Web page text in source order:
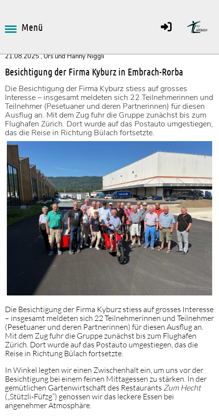
Menü
Zurück
21.08.2025, Urs und Hanny Niggli
Besichtigung der Firma Kyburz in Embrach-Rorba
Die Besichtigung der Firma Kyburz stiess auf grosses
Interesse – insgesamt meldeten sich 22 Teilnehmerinnen und
Teilnehmer (Pesetuaner und deren Partnerinnen) für diesen
Ausflug an. Mit dem Zug fuhr die Gruppe zunächst bis zum
Flughafen Zürich. Dort wurde auf das Postauto umgestiegen,
das die Reise in Richtung Bülach fortsetzte.
Die Besichtigung der Firma Kyburz stiess auf grosses Interesse
– insgesamt meldeten sich 22 Teilnehmerinnen und Teilnehmer
(Pesetuaner und deren Partnerinnen) für diesen Ausflug an.
Mit dem Zug fuhr die Gruppe zunächst bis zum Flughafen
Zürich. Dort wurde auf das Postauto umgestiegen, das die
Reise in Richtung Bülach fortsetzte.
In Winkel legten wir einen Zwischenhalt ein, um uns vor der
Besichtigung bei einem feinen Mittagessen zu stärken. In der
gemütlichen Gartenwirtschaft des Restaurants Zum Hecht
(„Stützli-Füfzg“) genossen wir das leckere Essen bei
angenehmer Atmosphäre.